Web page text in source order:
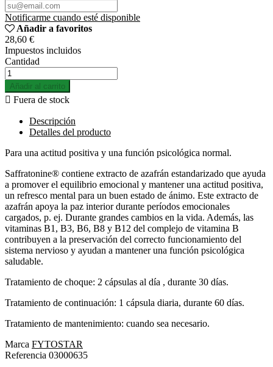
Notificarme cuando esté disponible
Añadir a favoritos
28,60 €
Impuestos incluidos
Cantidad
Añadir al carrito
 Fuera de stock
Descripción
Detalles del producto
Para una actitud positiva y una función psicológica normal.
Saffratonine® contiene extracto de azafrán estandarizado que ayuda
a promover el equilibrio emocional y mantener una actitud positiva,
un refresco mental para un buen estado de ánimo. Este extracto de
azafrán apoya la paz interior durante períodos emocionales
cargados, p. ej. Durante grandes cambios en la vida. Además, las
vitaminas B1, B3, B6, B8 y B12 del complejo de vitamina B
contribuyen a la preservación del correcto funcionamiento del
sistema nervioso y ayudan a mantener una función psicológica
saludable.
Tratamiento de choque: 2 cápsulas al día , durante 30 días.
Tratamiento de continuación: 1 cápsula diaria, durante 60 días.
Tratamiento de mantenimiento: cuando sea necesario.
Marca FYTOSTAR
Referencia 03000635